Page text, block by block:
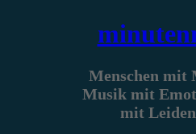
Menschen mit
Musik mit
mit